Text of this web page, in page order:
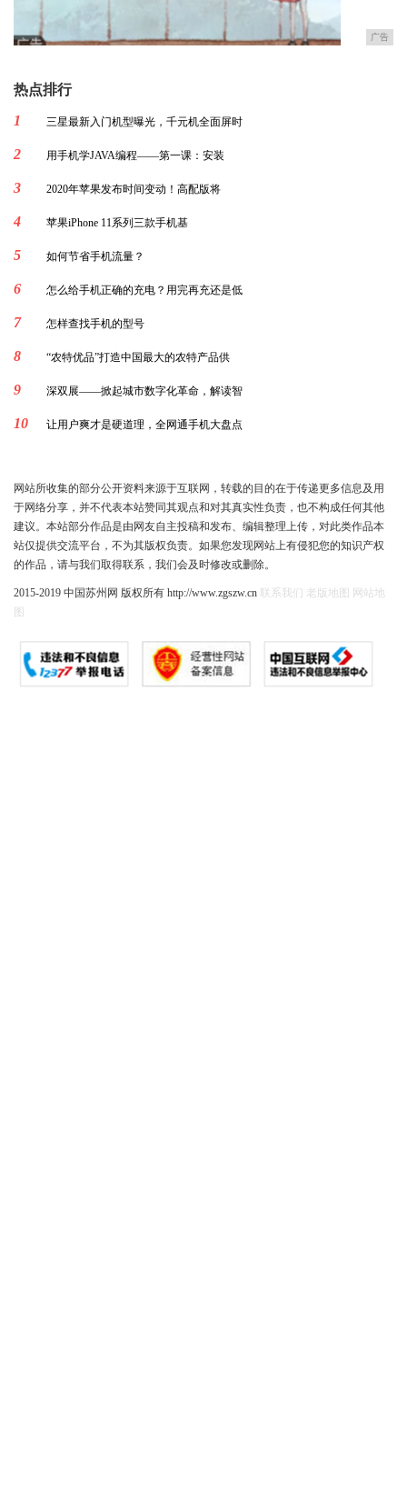
广告
热点排行
1
三星最新入门机型曝光，千元机全面屏时
2 用手机学JAVA编程——第一课：安装
3 2020年苹果发布时间变动！高配版将
4 苹果iPhone 11系列三款手机基
5 如何节省手机流量？
6 怎么给手机正确的充电？用完再充还是低
7 怎样查找手机的型号
8 “农特优品”打造中国最大的农特产品供
9 深双展——掀起城市数字化革命，解读智
10 让用户爽才是硬道理，全网通手机大盘点
网站所收集的部分公开资料来源于互联网，转载的目的在于传递更多信息及用
于网络分享，并不代表本站赞同其观点和对其真实性负责，也不构成任何其他
建议。本站部分作品是由网友自主投稿和发布、编辑整理上传，对此类作品本
站仅提供交流平台，不为其版权负责。如果您发现网站上有侵犯您的知识产权
的作品，请与我们取得联系，我们会及时修改或删除。
2015-2019 中国苏州网 版权所有 http://www.zgszw.cn 联系我们 老版地图
网站地
图